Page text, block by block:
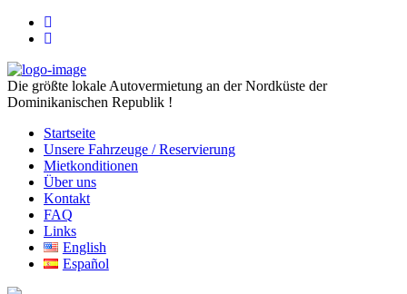
Die größte lokale Autovermietung an der Nordküste der
Dominikanischen Republik !
Startseite
Unsere Fahrzeuge / Reservierung
Mietkonditionen
Über uns
Kontakt
FAQ
Links
English
Español